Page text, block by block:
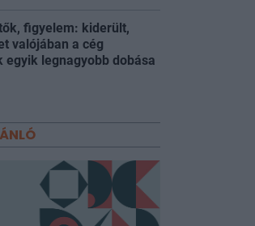
figyelem: kiderült,
valójában a cég
egyik legnagyobb dobása